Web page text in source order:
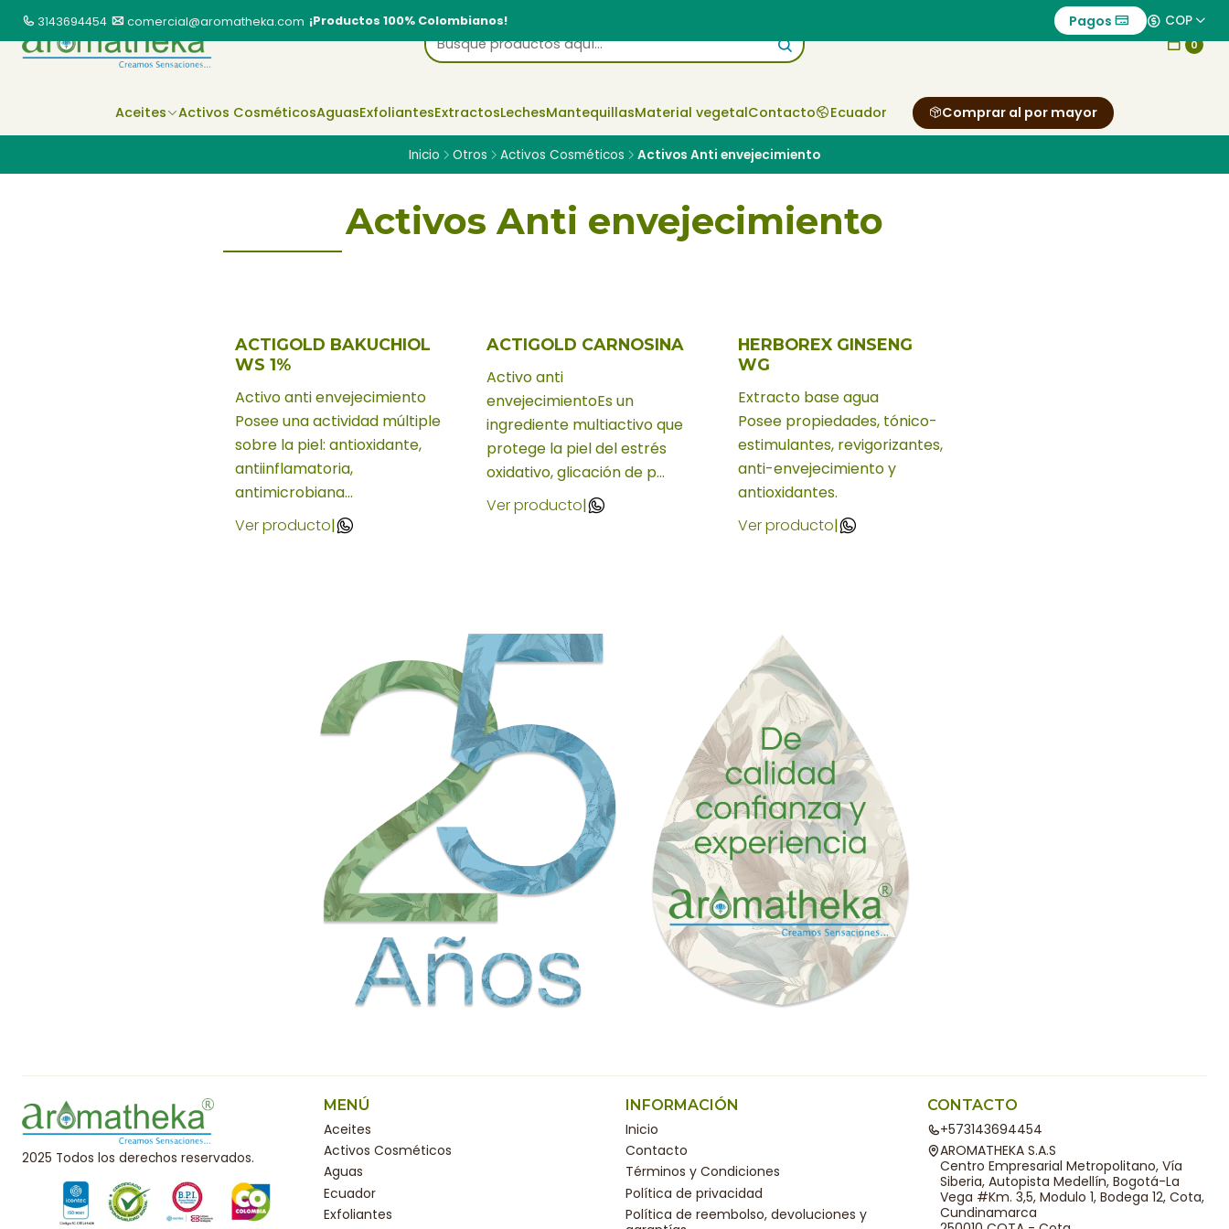
0
Aceites Activos CosméticosAguasExfoliantesExtractosLechesMantequillasMaterial vegetalContacto Ecuador Comprar al por mayor
3143694454 comercial@aromatheka.com ¡Productos 100% Colombianos! Pagos COP
Inicio Otros Activos Cosméticos Activos Anti envejecimiento
Activos Anti envejecimiento
ACTIGOLD BAKUCHIOL
WS 1%
Activo anti envejecimiento
Posee una actividad múltiple
sobre la piel: antioxidante,
antiinflamatoria,
antimicrobiana...
Ver producto|
ACTIGOLD CARNOSINA
Activo anti
envejecimientoEs un
ingrediente multiactivo que
protege la piel del estrés
oxidativo, glicación de p...
Ver producto|
HERBOREX GINSENG
WG
Extracto base agua
Posee propiedades, tónico-
estimulantes, revigorizantes,
anti-envejecimiento y
antioxidantes.
Ver producto|
2025 Todos los derechos reservados.
MENÚ
Aceites
Activos Cosméticos
Aguas
Ecuador
Exfoliantes
INFORMACIÓN
Inicio
Contacto
Términos y Condiciones
Política de privacidad
Política de reembolso, devoluciones y
CONTACTO
+573143694454
AROMATHEKA S.A.S
Centro Empresarial Metropolitano, Vía
Siberia, Autopista Medellín, Bogotá-La
Vega #Km. 3,5, Modulo 1, Bodega 12, Cota,
Cundinamarca